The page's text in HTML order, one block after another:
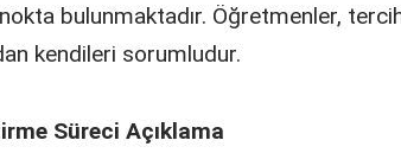
bulunmaktadır. Öğretmenler,
kendileri sorumludur.
Süreci Açıklama